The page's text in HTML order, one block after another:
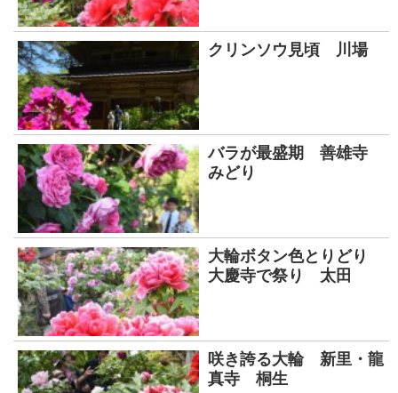
クリンソウ見頃 川場
バラが最盛期 善雄寺
みどり
大輪ボタン色とりどり
大慶寺で祭り 太田
咲き誇る大輪 新里・龍
真寺 桐生